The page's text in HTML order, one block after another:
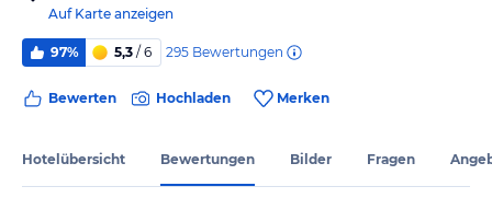
Auf Karte anzeigen
97% 5,3 / 6 295 Bewertungen
Bewerten Hochladen Merken
Hotelübersicht Bewertungen Bilder Fragen